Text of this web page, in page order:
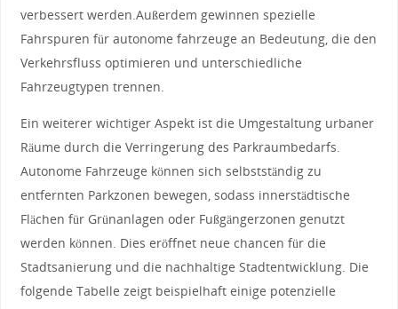
verbessert werden.Außerdem‌ gewinnen spezielle​
Fahrspuren für autonome fahrzeuge an Bedeutung, die den
Verkehrsfluss optimieren und unterschiedliche
Fahrzeugtypen trennen.
Ein weiterer wichtiger ‌Aspekt ist die Umgestaltung urbaner
Räume durch die Verringerung des ⁢Parkraumbedarfs.
Autonome Fahrzeuge können sich selbstständig zu
entfernten Parkzonen bewegen, sodass innerstädtische
Flächen für Grünanlagen⁤ oder Fußgängerzonen genutzt
werden können. Dies eröffnet neue ⁢chancen für die
Stadtsanierung und die nachhaltige Stadtentwicklung. Die
folgende Tabelle zeigt beispielhaft einige ‌potenzielle